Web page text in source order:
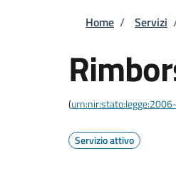
Home / Servizi
(
Servizio attivo